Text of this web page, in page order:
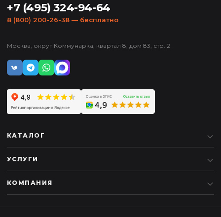
+7 (495) 324-94-64
8 (800) 200-26-38 — бесплатно
Москва, округ Коммунарка, квартал 8, дом 83, стр. 2
КАТАЛОГ
УСЛУГИ
КОМПАНИЯ